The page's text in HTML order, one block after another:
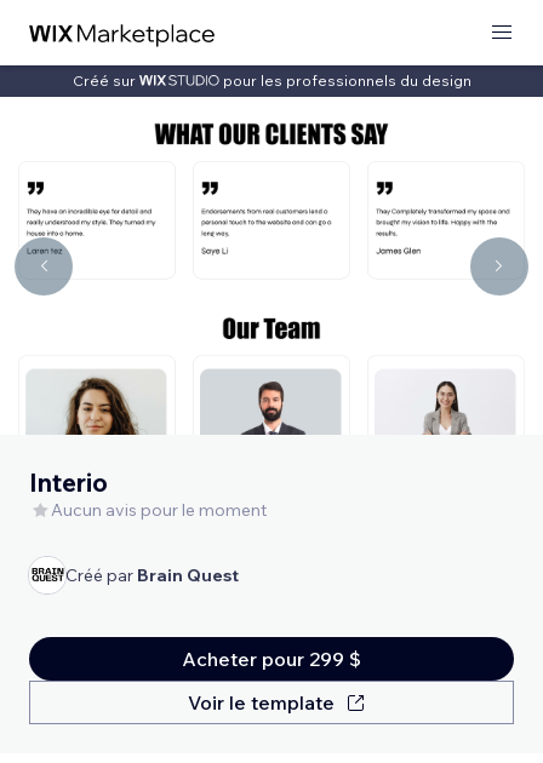
Créé sur pour les professionnels du design
Interio
Aucun avis pour le moment
Créé par Brain Quest
Acheter pour 299 $
Voir le template